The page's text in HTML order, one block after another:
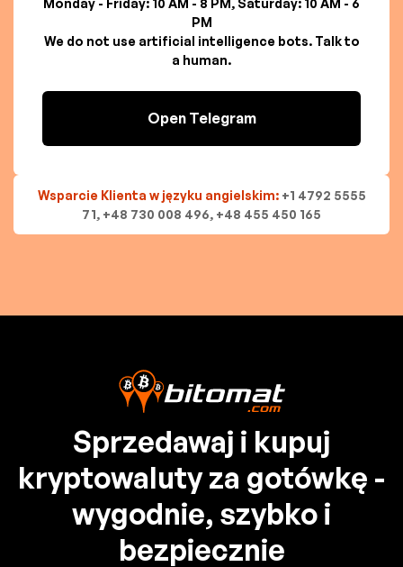
Monday - Friday: 10 AM - 8 PM, Saturday: 10 AM - 6
PM
We do not use artificial intelligence bots. Talk to
a human.
Open Telegram
Wsparcie Klienta w języku angielskim: +1 4792 5555
71, +48 730 008 496, +48 455 450 165
Sprzedawaj i kupuj
kryptowaluty za gotówkę -
wygodnie, szybko i
bezpiecznie